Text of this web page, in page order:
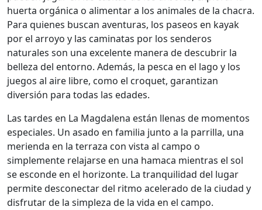
huerta orgánica o alimentar a los animales de la chacra.
Para quienes buscan aventuras, los paseos en kayak
por el arroyo y las caminatas por los senderos
naturales son una excelente manera de descubrir la
belleza del entorno. Además, la pesca en el lago y los
juegos al aire libre, como el croquet, garantizan
diversión para todas las edades.
Las tardes en La Magdalena están llenas de momentos
especiales. Un asado en familia junto a la parrilla, una
merienda en la terraza con vista al campo o
simplemente relajarse en una hamaca mientras el sol
se esconde en el horizonte. La tranquilidad del lugar
permite desconectar del ritmo acelerado de la ciudad y
disfrutar de la simpleza de la vida en el campo.